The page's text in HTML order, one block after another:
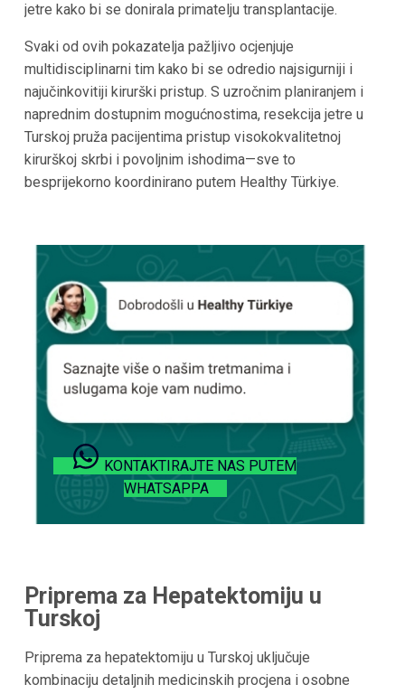
jetre kako bi se donirala primatelju transplantacije.
Svaki od ovih pokazatelja pažljivo ocjenjuje
multidisciplinarni tim kako bi se odredio najsigurniji i
najučinkovitiji kirurški pristup. S uzročnim planiranjem i
naprednim dostupnim mogućnostima, resekcija jetre u
Turskoj pruža pacijentima pristup visokokvalitetnoj
kirurškoj skrbi i povoljnim ishodima—sve to
besprijekorno koordinirano putem Healthy Türkiye.
KONTAKTIRAJTE NAS PUTEM
WHATSAPPA
Priprema za Hepatektomiju u
Turskoj
Priprema za hepatektomiju u Turskoj uključuje
kombinaciju detaljnih medicinskih procjena i osobne